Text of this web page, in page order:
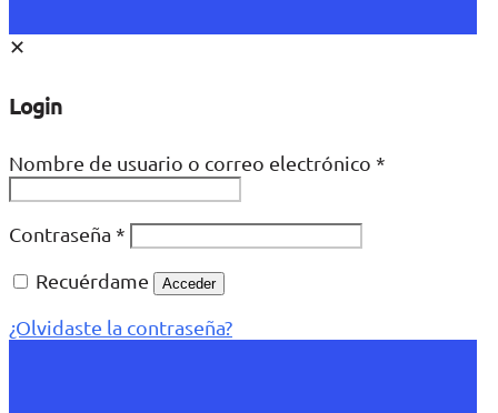
✕
Login
Nombre de usuario o correo electrónico *
Contraseña *
Recuérdame
Acceder
¿Olvidaste la contraseña?